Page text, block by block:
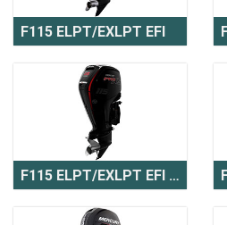
F115 ELPT/EXLPT EFI
F115 ELPT/EXLPT EFI Pro XS